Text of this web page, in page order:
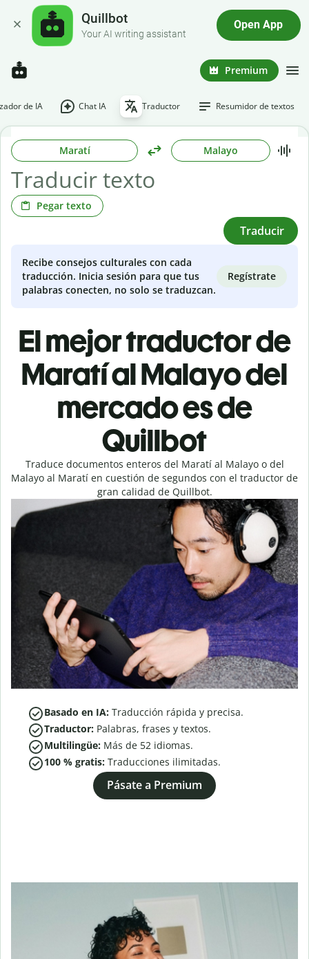
Quillbot
Your AI writing assistant
Open App
Premium
de IA Chat IA Traductor Resumidor de textos
Maratí Malayo
Pegar texto
Traducir
Recibe consejos culturales con cada
traducción. Inicia sesión para que tus
palabras conecten, no solo se traduzcan.
Regístrate
El mejor traductor de
Maratí al Malayo del
mercado es de
Quillbot
Traduce documentos enteros del Maratí al Malayo o del
Malayo al Maratí en cuestión de segundos con el traductor de
gran calidad de Quillbot.
Basado en IA: Traducción rápida y precisa.
Traductor: Palabras, frases y textos.
Multilingüe: Más de 52 idiomas.
100 % gratis: Traducciones ilimitadas.
Pásate a Premium